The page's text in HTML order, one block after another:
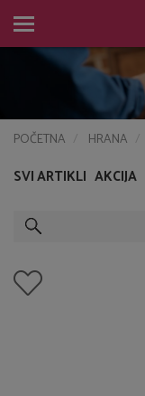
POČETNA HRANA
SVI ARTIKLI AKCIJA